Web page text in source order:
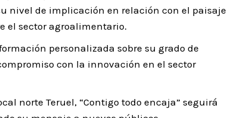
nivel de implicación en relación con el paisaje
el sector agroalimentario.
personalizada sobre su grado de
con la innovación en el sector
norte Teruel, “Contigo todo encaja” seguirá